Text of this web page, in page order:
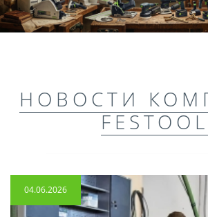
НОВОСТИ
FESTOOL
04.06.2026